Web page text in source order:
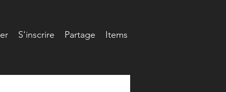
S'inscrire Partage
Items